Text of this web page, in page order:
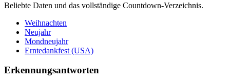
Beliebte Daten und das vollständige Countdown-Verzeichnis.
Weihnachten
Neujahr
Mondneujahr
Erntedankfest (USA)
Erkennungsantworten